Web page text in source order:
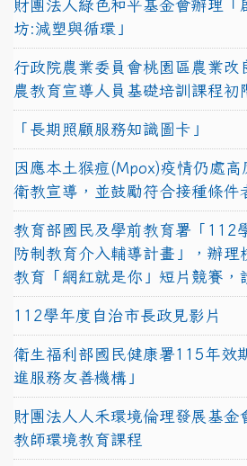
財團法人綠色和平基金會辦理「
坊:減塑與循環」
行政院農業委員會桃園區農業改
農教育宣導人員基礎培訓課程初
「長期照顧服務知識圖卡」
因應本土猴痘(Mpox)疫情仍處高
衛教宣導，並鼓勵符合接種條件
教育部國民及學前教育署「112
防制教育介入輔導計畫」，辦理
教育「網紅就是你」短片競賽，
112學年度自治市長政見影片
衛生福利部國民健康署115年效
進服務友善機構」
財團法人人禾環境倫理發展基金
教師環境教育課程